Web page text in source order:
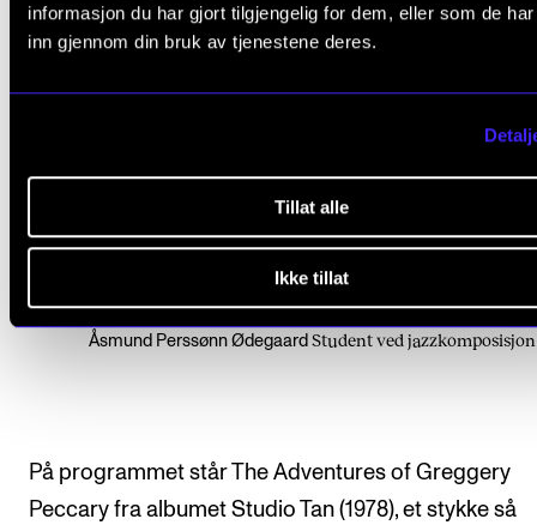
informasjon du har gjort tilgjengelig for dem, eller som de
inn gjennom din bruk av tjenestene deres.
Tillat alle
Ikke tillat
referansene mange og
spredte – fra Peter og
via 70-talls rockeoperaer
Herbie Hancock og
Gladiatorenes
Åsmund Perssønn Ødegaard Student ved jazzkomposisjon
På programmet står The Adventures of Greggery
Peccary fra albumet Studio Tan (1978), et stykke så